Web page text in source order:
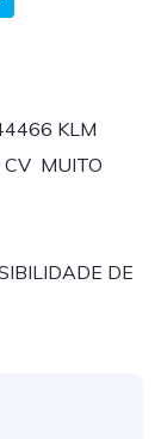
KLM
CV MUITO
DE